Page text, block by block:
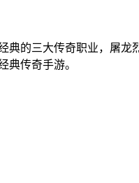
的三大传奇职业，屠龙
典传奇手游。